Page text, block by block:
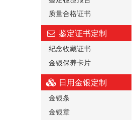
质量合格证书
鉴定证书定制
纪念收藏证书
金银保养卡片
日用金银定制
金银条
金银章